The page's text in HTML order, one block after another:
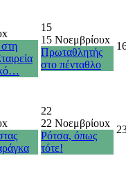
x
15
15 Νοεμβρίουx
Πρωταθλητής
στο πένταθλο
x
22
22 Νοεμβρίουx
Ρότσα, όπως
τότε!